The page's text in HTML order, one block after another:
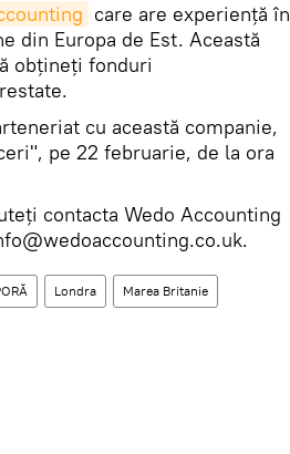
care are experiență în
din Europa de Est. Această
obțineți fonduri
cu această companie,
pe 22 februarie, de la ora
contacta Wedo Accounting
Londra Marea Britanie